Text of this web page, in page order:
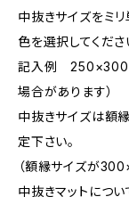
中抜きサイズをミ
色を選択してくださ
記入例 250×300ミ
場合があります）
中抜きサイズは額
定下さい。
（額縁サイズが
中抜きマットにつ